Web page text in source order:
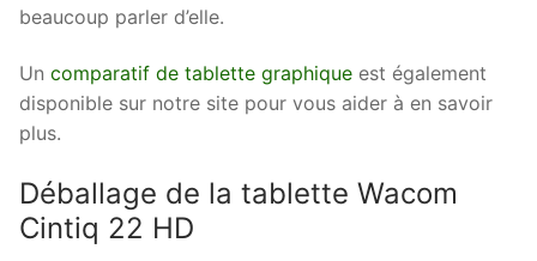
beaucoup parler d’elle.
Un comparatif de tablette graphique est également
disponible sur notre site pour vous aider à en savoir
plus.
Déballage de la tablette Wacom
Cintiq 22 HD